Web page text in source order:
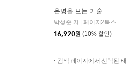
운명을 보는 기술
박성준 저
페이지2북스
16,920원 (10% 할인)
검색 페이지에서 선택된